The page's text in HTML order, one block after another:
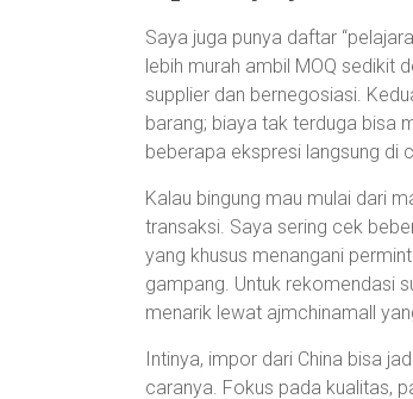
Saya juga punya daftar
lebih murah ambil MOQ sedikit
supplier dan bernegosiasi.
barang; biaya tak terduga bisa
beberapa ekspresi langsung di
Kalau bingung mau mulai dari
transaksi. Saya sering cek
yang khusus menangani
gampang. Untuk rekomendasi
menarik lewat ajmchinamall
Intinya, impor dari China bisa
caranya. Fokus pada kualitas,